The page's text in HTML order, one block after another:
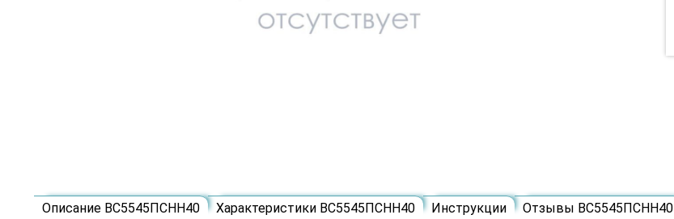
Описание ВС5545ПСНН40 Характеристики ВС5545ПСНН40 Инструкции Отзывы ВС5545ПСНН40